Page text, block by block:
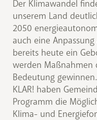
Der Klimawandel
unserem Land
2050
auch eine
bereits heute ein
werden Maßnahmen
Bedeutung
KLAR! haben
Programm die
Klima- und